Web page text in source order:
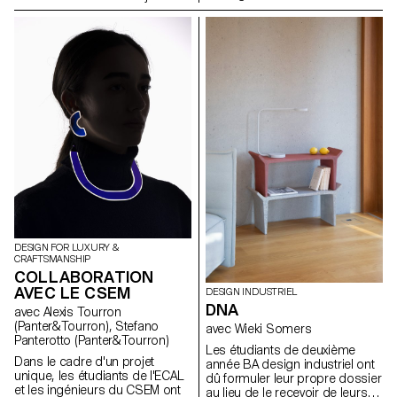
en bois qui ont été exposé
dans le cadre de l’exposition
rétrospective de 'Willy Guhl:
penser avec les mains' .
Masters of Mechanical Art
DESIGN FOR LUXURY &
CRAFTSMANSHIP
COLLABORATION
AVEC LE CSEM
avec Alexis Tourron
(Panter&Tourron), Stefano
Panterotto (Panter&Tourron)
Dans le cadre d'un projet
unique, les étudiants de l'ECAL
et les ingénieurs du CSEM ont
DESIGN INDUSTRIEL
DNA
avec Wieki Somers
Les étudiants de deuxième
année BA design industriel ont
dû formuler leur propre dossier
au lieu de le recevoir de leurs